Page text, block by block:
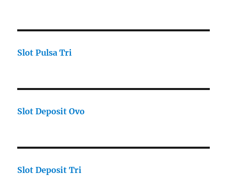
Slot Pulsa Tri
Slot Deposit Ovo
Slot Deposit Tri